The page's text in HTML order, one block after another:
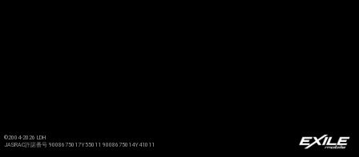
©2004-2026 LDH
JASRAC許諾番号 9008675017Y55011 9008675014Y41011